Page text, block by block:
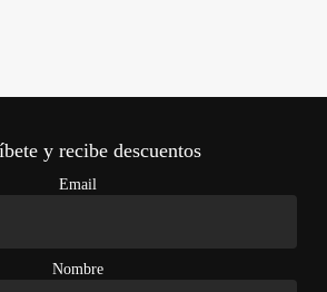
y recibe descuentos
Email
Nombre